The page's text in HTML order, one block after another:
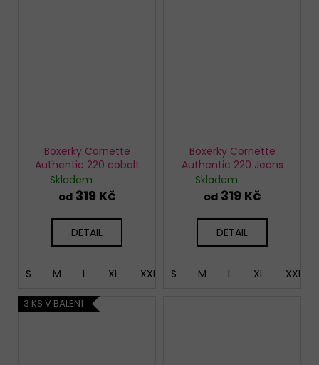
Boxerky Cornette
Authentic 220 cobalt
Skladem
od319 Kč
DETAIL
S M L XL XXL XXXL 5XL
Boxerky Cornette
Authentic 220 Jeans
Skladem
od319 Kč
DETAIL
S M L XL XXL
3 KS V BALENÍ